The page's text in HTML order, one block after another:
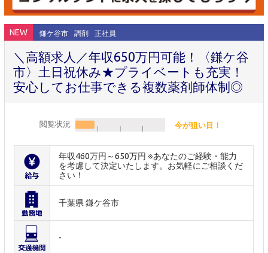
NEW 鎌ケ谷市 調剤 正社員
＼高額求人／年収650万円可能！〈鎌ケ谷
市〉土日祝休み★プライベートも充実！
安心してお仕事できる複数薬剤師体制◎
閲覧状況 今が狙い目！
年収460万円～650万円 ※あなたのご経験・能力
を考慮して決定いたします。お気軽にご相談くだ
さい！
千葉県 鎌ケ谷市
-